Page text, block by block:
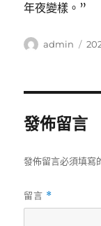
年夜變樣。”
作
admin
發
發佈留言
發佈留言必須填寫
留言 *